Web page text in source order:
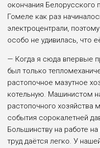
оконча­ния Белорусско­го
Гомеле как раз
электроцентрали,
особо не удивилась, что
— Когда я сюда впервые
был только
растопочное мазут­ное
котельную. Маши­нистом
растопочного хозяйства
события сорокалет­ней
Большинству на работе
труд даётся легко. У